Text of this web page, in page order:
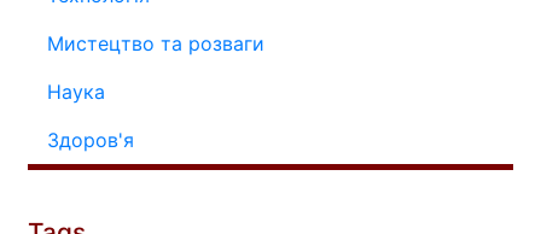
Мистецтво та розваги
Наука
Здоров'я